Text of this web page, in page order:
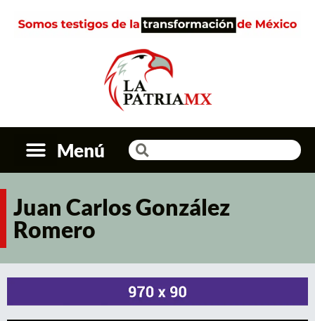
Menú
Juan Carlos González
Romero